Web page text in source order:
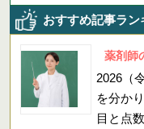
おすすめ記事ラン
薬剤師
2026（
を分か
目と点